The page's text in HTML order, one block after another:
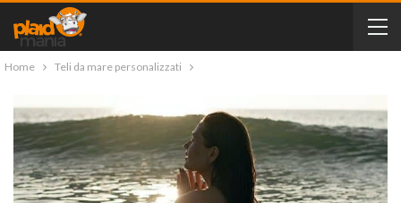
Home Teli da mare personalizzati